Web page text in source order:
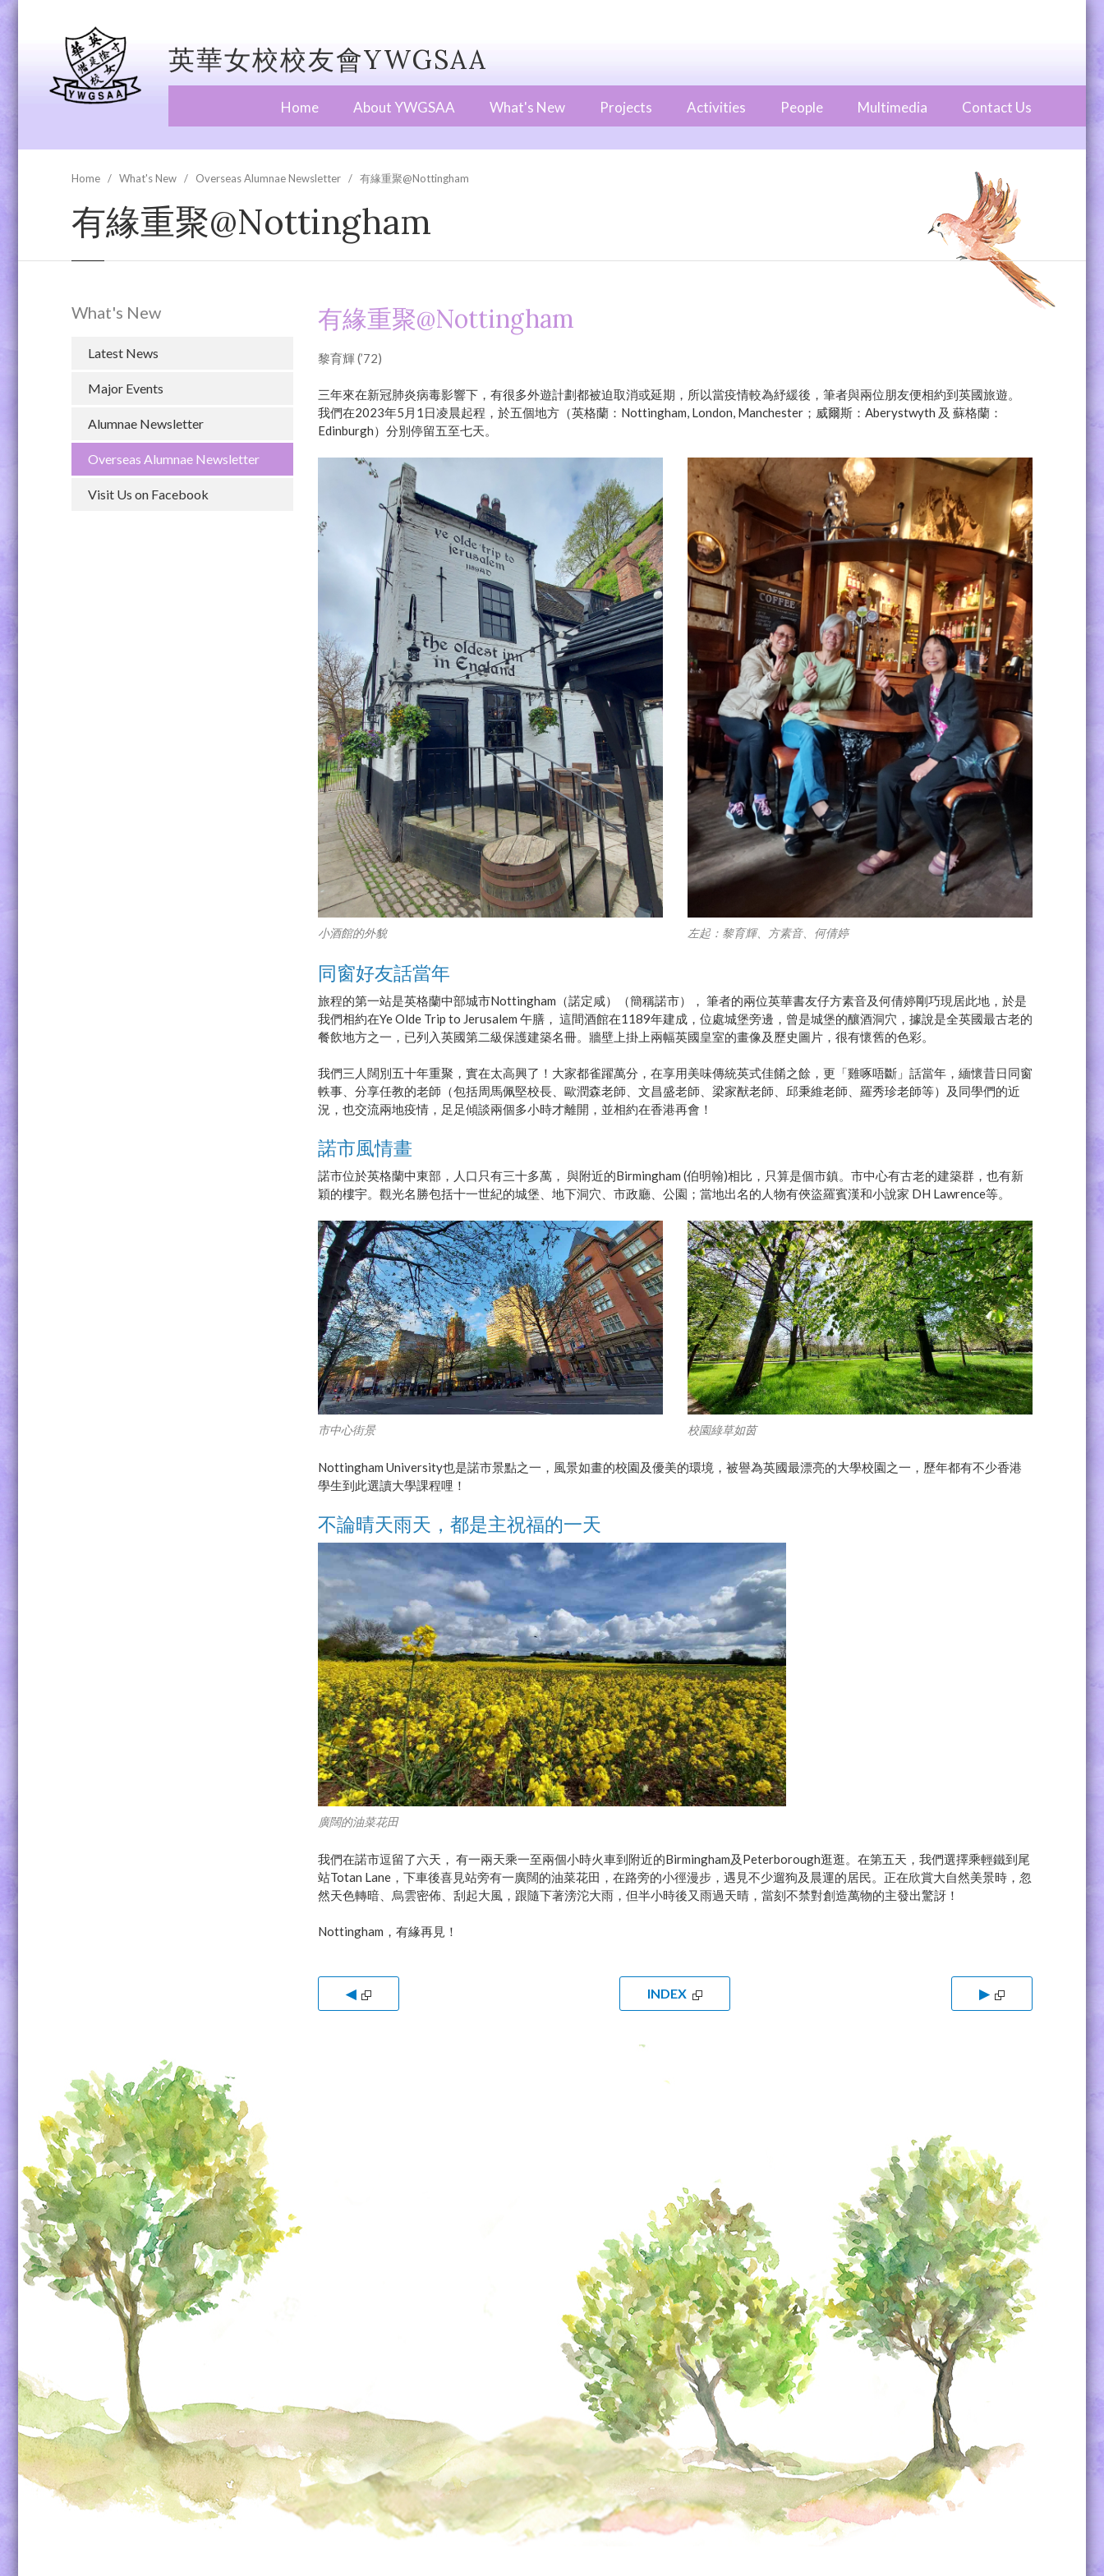
英華女校校友會YWGSAA
Home About YWGSAA What's New Projects Activities People Multimedia Contact Us
Home What's New Overseas Alumnae Newsletter 有緣重聚@Nottingham
有緣重聚@Nottingham
What's New
Latest News
Major Events
Alumnae Newsletter
Overseas Alumnae Newsletter
Visit Us on Facebook
有緣重聚@Nottingham
黎育輝 (’72)
三年來在新冠肺炎病毒影響下，有很多外遊計劃都被迫取消或延期，所以當疫情較為紓緩後，筆者與兩位朋友便相約到英國旅遊。
我們在2023年5月1日凌晨起程，於五個地方（英格蘭：Nottingham, London, Manchester；威爾斯：Aberystwyth 及 蘇格蘭：
Edinburgh）分別停留五至七天。
小酒館的外貌 左起：黎育輝、方素音、何倩婷
同窗好友話當年
旅程的第一站是英格蘭中部城市Nottingham（諾定咸）（簡稱諾市）， 筆者的兩位英華書友仔方素音及何倩婷剛巧現居此地，於是
我們相約在Ye Olde Trip to Jerusalem 午膳， 這間酒館在1189年建成，位處城堡旁邊，曾是城堡的釀酒洞穴，據說是全英國最古老的
餐飲地方之一，已列入英國第二級保護建築名冊。牆壁上掛上兩幅英國皇室的畫像及歷史圖片，很有懷舊的色彩。
我們三人闊別五十年重聚，實在太高興了！大家都雀躍萬分，在享用美味傳統英式佳餚之餘，更「雞啄唔斷」話當年，緬懷昔日同窗
軼事、分享任教的老師（包括周馬佩堅校長、歐潤森老師、文昌盛老師、梁家猷老師、邱秉維老師、羅秀珍老師等）及同學們的近
況，也交流兩地疫情，足足傾談兩個多小時才離開，並相約在香港再會！
諾市風情畫
諾市位於英格蘭中東部，人口只有三十多萬， 與附近的Birmingham (伯明翰)相比，只算是個市鎮。市中心有古老的建築群，也有新
穎的樓宇。觀光名勝包括十一世紀的城堡、地下洞穴、市政廳、公園；當地出名的人物有俠盜羅賓漢和小說家 DH Lawrence等。
市中心街景 校園綠草如茵
Nottingham University也是諾市景點之一，風景如畫的校園及優美的環境，被譽為英國最漂亮的大學校園之一，歷年都有不少香港
學生到此選讀大學課程哩！
不論晴天雨天，都是主祝福的一天
廣闊的油菜花田
我們在諾市逗留了六天， 有一兩天乘一至兩個小時火車到附近的Birmingham及Peterborough逛逛。在第五天，我們選擇乘輕鐵到尾
站Totan Lane，下車後喜見站旁有一廣闊的油菜花田，在路旁的小徑漫步，遇見不少遛狗及晨運的居民。正在欣賞大自然美景時，忽
然天色轉暗、烏雲密佈、刮起大風，跟隨下著滂沱大雨，但半小時後又雨過天晴，當刻不禁對創造萬物的主發出驚訝！
Nottingham，有緣再見！
◀ INDEX ▶